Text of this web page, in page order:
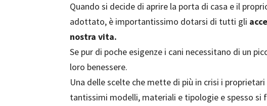
Quando si decide di aprire la porta di casa e il
adottato, è importantissimo dotarsi di tutti gli
nostra vita.
Se pur di poche esigenze i cani necessitano di un
loro benessere.
Una delle scelte che mette di più in crisi i proprietari
tantissimi modelli, materiali e tipologie e spesso si